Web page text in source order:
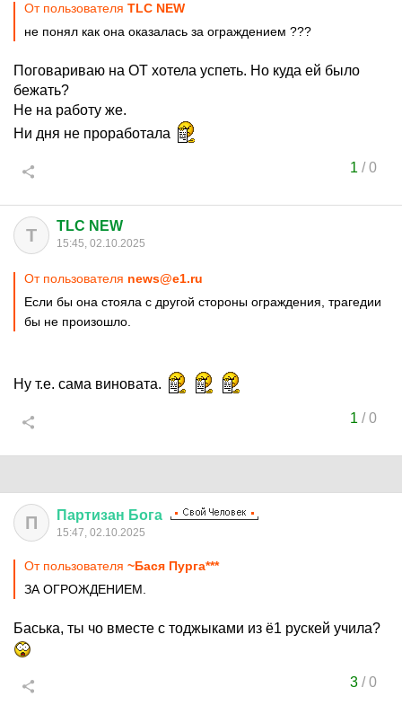
От пользователя TLC NEW
не понял как она оказалась за ограждением ???
Поговариваю на ОТ хотела успеть. Но куда ей было
бежать?
Не на работу же.
Ни дня не проработала
1 /0
T TLC NEW
15:45, 02.10.2025
От пользователя news@e1.ru
Если бы она стояла с другой стороны ограждения, трагедии
бы не произошло.
Ну т.е. сама виновата.
1 /0
П Партизан Бога
15:47, 02.10.2025
От пользователя ~Бася Пурга***
ЗА ОГРОЖДЕНИЕМ.
Баська, ты чо вместе с тоджыками из ё1 рускей учила?
3/0